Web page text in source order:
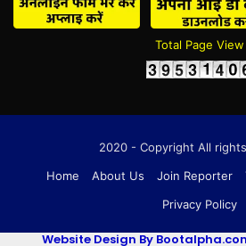
Total Page View
2020 - Copyright All
Home
About Us Join Reporter
Privacy Policy
Website Design By